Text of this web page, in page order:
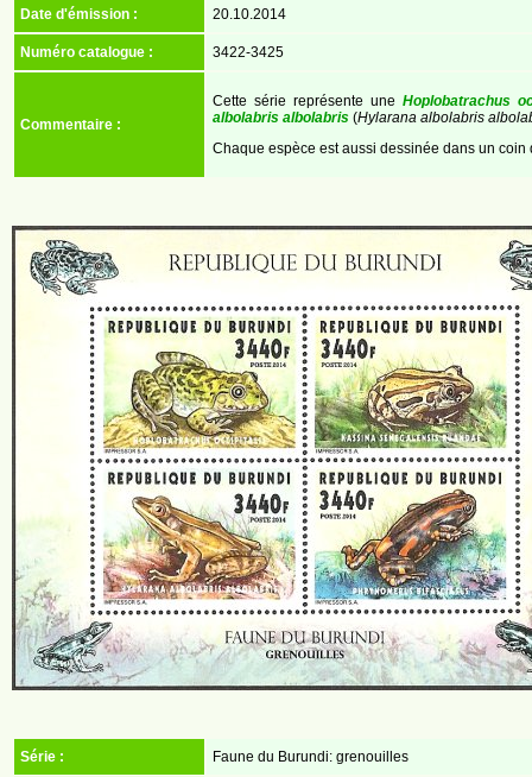
Date d'émission : 20.10.2014
Numéro catalogue : 3422-3425
Commentaire :
Cette série représente une Hoplobatrachus
albolabris albolabris (Hylarana albolabris
Chaque espèce est aussi dessinée dans un coin
Série : Faune du Burundi: grenouilles